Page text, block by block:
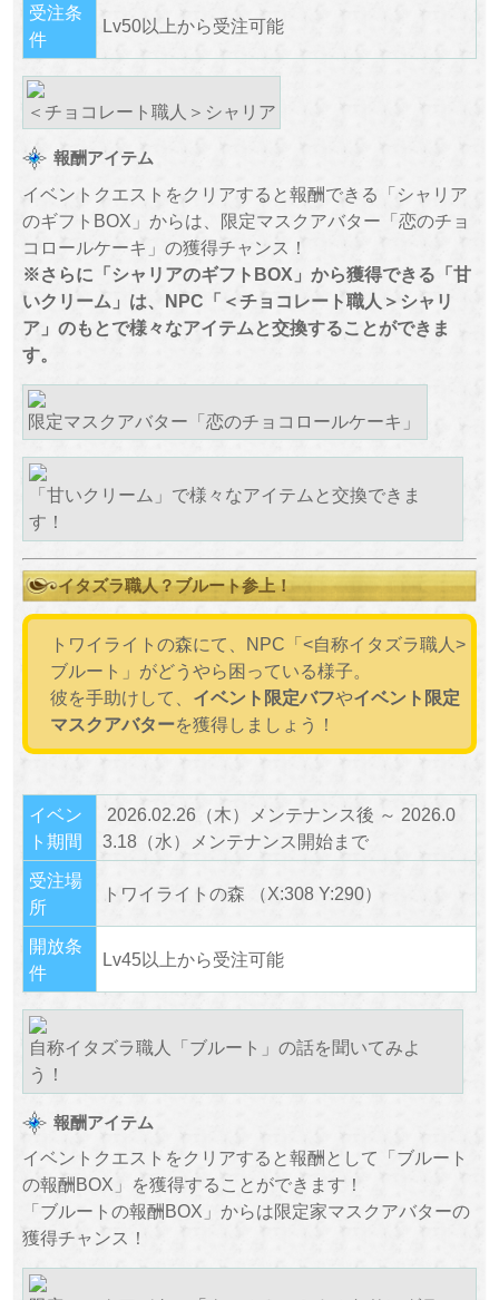
受注条
件
Lv50以上から受注可能
＜チョコレート職人＞シャリア
報酬アイテム
イベントクエストをクリアすると報酬できる「シャリア
のギフトBOX」からは、限定マスクアバター「恋のチョ
コロールケーキ」の獲得チャンス！
※さらに「シャリアのギフトBOX」から獲得できる「甘
いクリーム」は、NPC「＜チョコレート職人＞シャリ
ア」のもとで様々なアイテムと交換することができま
す。
限定マスクアバター「恋のチョコロールケーキ」
「甘いクリーム」で様々なアイテムと交換できま
す！
イタズラ職人？ブルート参上！
トワイライトの森にて、NPC「<自称イタズラ職人>
ブルート」がどうやら困っている様子。
彼を手助けして、 イベント限定バフやイベント限定
マスクアバターを獲得しましょう！
イベン
ト期間
2026.02.26（木）メンテナンス後 ～ 2026.0
3.18（水）メンテナンス開始まで
受注場
所
トワイライトの森 （X:308 Y:290）
開放条
件
Lv45以上から受注可能
自称イタズラ職人「ブルート 」の話を聞いてみよ
う！
報酬アイテム
イベントクエストをクリアすると報酬として「ブルート
の報酬BOX」を獲得することができます！
「ブルートの報酬BOX」からは限定家マスクアバターの
獲得チャンス！